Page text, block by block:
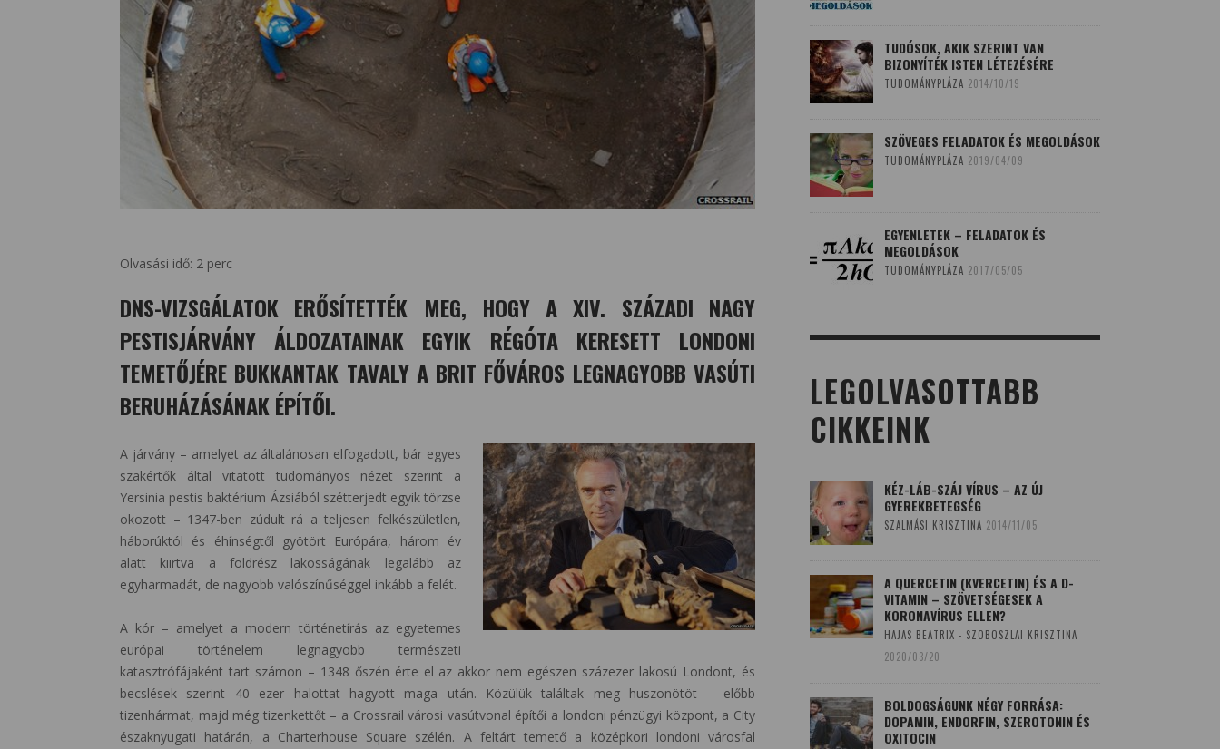
Olvasási idő: 2 perc
DNS-VIZSGÁLATOK ERŐSÍTETTÉK MEG, HOGY A XIV. SZÁZADI NAGY
PESTISJÁRVÁNY ÁLDOZATAINAK EGYIK RÉGÓTA KERESETT LONDONI
TEMETŐJÉRE BUKKANTAK TAVALY A BRIT FŐVÁROS LEGNAGYOBB VASÚTI
BERUHÁZÁSÁNAK ÉPÍTŐI.
A járvány – amelyet az általánosan elfogadott, bár egyes
szakértők által vitatott tudományos nézet szerint a
Yersinia pestis baktérium Ázsiából szétterjedt egyik törzse
okozott – 1347-ben zúdult rá a teljesen felkészületlen,
háborúktól és éhínségtől gyötört Európára, három év
alatt kiirtva a földrész lakosságának legalább az
egyharmadát, de nagyobb valószínűséggel inkább a felét.
A kór – amelyet a modern történetírás az egyetemes
európai történelem legnagyobb természeti
katasztrófájaként tart számon – 1348 őszén érte el az akkor nem egészen százezer lakosú Londont, és
becslések szerint 40 ezer halottat hagyott maga után. Közülük találtak meg huszonötöt – előbb
tizenhármat, majd még tizenkettőt – a Crossrail városi vasútvonal építői a londoni pénzügyi központ, a City
északnyugati határán, a Charterhouse Square szélén. A feltárt temető a középkori londoni városfal
TUDÓSOK, AKIK SZERINT VAN
BIZONYÍTÉK ISTEN LÉTEZÉSÉRE
TUDOMÁNYPLÁZA 2014/10/19
SZÖVEGES FELADATOK ÉS MEGOLDÁSOK
TUDOMÁNYPLÁZA 2019/04/09
EGYENLETEK – FELADATOK ÉS
MEGOLDÁSOK
TUDOMÁNYPLÁZA 2017/05/05
LEGOLVASOTTABB
CIKKEINK
KÉZ-LÁB-SZÁJ VÍRUS – AZ ÚJ
GYEREKBETEGSÉG
SZALMÁSI KRISZTINA 2014/11/05
A QUERCETIN (KVERCETIN) ÉS A D-
VITAMIN – SZÖVETSÉGESEK A
KORONAVÍRUS ELLEN?
HAJAS BEATRIX - SZOBOSZLAI KRISZTINA
2020/03/20
BOLDOGSÁGUNK NÉGY FORRÁSA:
DOPAMIN, ENDORFIN, SZEROTONIN ÉS
OXITOCIN